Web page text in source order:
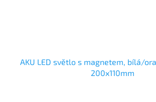
AKU LED světlo s magnetem, bílá/
200x110mm